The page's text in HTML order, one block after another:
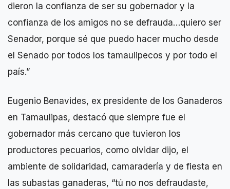
dieron la confianza de ser su gobernador y la
confianza de los amigos no se defrauda…quiero ser
Senador, porque sé que puedo hacer mucho desde
el Senado por todos los tamaulipecos y por todo el
país.”
Eugenio Benavides, ex presidente de los Ganaderos
en Tamaulipas, destacó que siempre fue el
gobernador más cercano que tuvieron los
productores pecuarios, como olvidar dijo, el
ambiente de solidaridad, camaradería y de fiesta en
las subastas ganaderas, “tú no nos defraudaste,